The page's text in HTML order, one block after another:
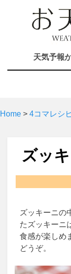
天気予報
Home > 4コマレシ
ズッ
ズッキーニの
たズッキーニ
食感が楽しめ
どうぞ。